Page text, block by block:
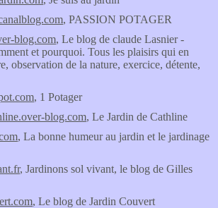
, PASSION POTAGER
blog.com, Le blog de claude Lasnier -
et pourquoi. Tous les plaisirs qui en
observation de la nature, exercice, détente,
, 1 Potager
blog.com, Le Jardin de Cathline
, La bonne humeur au jardin et le jardinage
, Jardinons sol vivant, le blog de Gilles
, Le blog de Jardin Couvert